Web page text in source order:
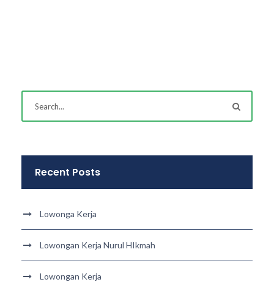
Recent Posts
Lowonga Kerja
Lowongan Kerja Nurul HIkmah
Lowongan Kerja